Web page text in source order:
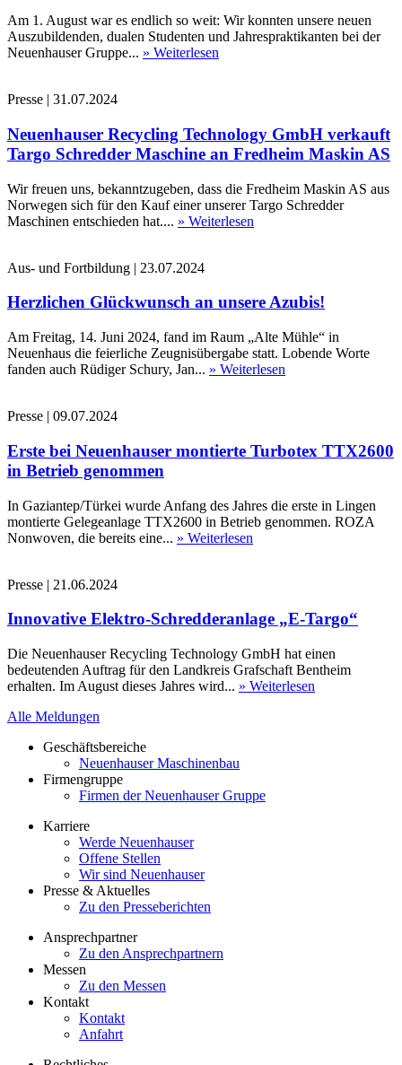
Am 1. August war es endlich so weit: Wir konnten unsere neuen
Auszubildenden, dualen Studenten und Jahrespraktikanten bei der
Neuenhauser Gruppe... » Weiterlesen
Presse | 31.07.2024
Neuenhauser Recycling Technology GmbH verkauft
Targo Schredder Maschine an Fredheim Maskin AS
Wir freuen uns, bekanntzugeben, dass die Fredheim Maskin AS aus
Norwegen sich für den Kauf einer unserer Targo Schredder
Maschinen entschieden hat.... » Weiterlesen
Aus- und Fortbildung | 23.07.2024
Herzlichen Glückwunsch an unsere Azubis!
Am Freitag, 14. Juni 2024, fand im Raum „Alte Mühle“ in
Neuenhaus die feierliche Zeugnisübergabe statt. Lobende Worte
fanden auch Rüdiger Schury, Jan... » Weiterlesen
Presse | 09.07.2024
Erste bei Neuenhauser montierte Turbotex TTX2600
in Betrieb genommen
In Gaziantep/Türkei wurde Anfang des Jahres die erste in Lingen
montierte Gelegeanlage TTX2600 in Betrieb genommen. ROZA
Nonwoven, die bereits eine... » Weiterlesen
Presse | 21.06.2024
Innovative Elektro-Schredderanlage „E-Targo“
Die Neuenhauser Recycling Technology GmbH hat einen
bedeutenden Auftrag für den Landkreis Grafschaft Bentheim
erhalten. Im August dieses Jahres wird... » Weiterlesen
Alle Meldungen
Geschäftsbereiche
Neuenhauser Maschinenbau
Firmengruppe
Firmen der Neuenhauser Gruppe
Karriere
Werde Neuenhauser
Offene Stellen
Wir sind Neuenhauser
Presse & Aktuelles
Zu den Presseberichten
Ansprechpartner
Zu den Ansprechpartnern
Messen
Zu den Messen
Kontakt
Kontakt
Anfahrt